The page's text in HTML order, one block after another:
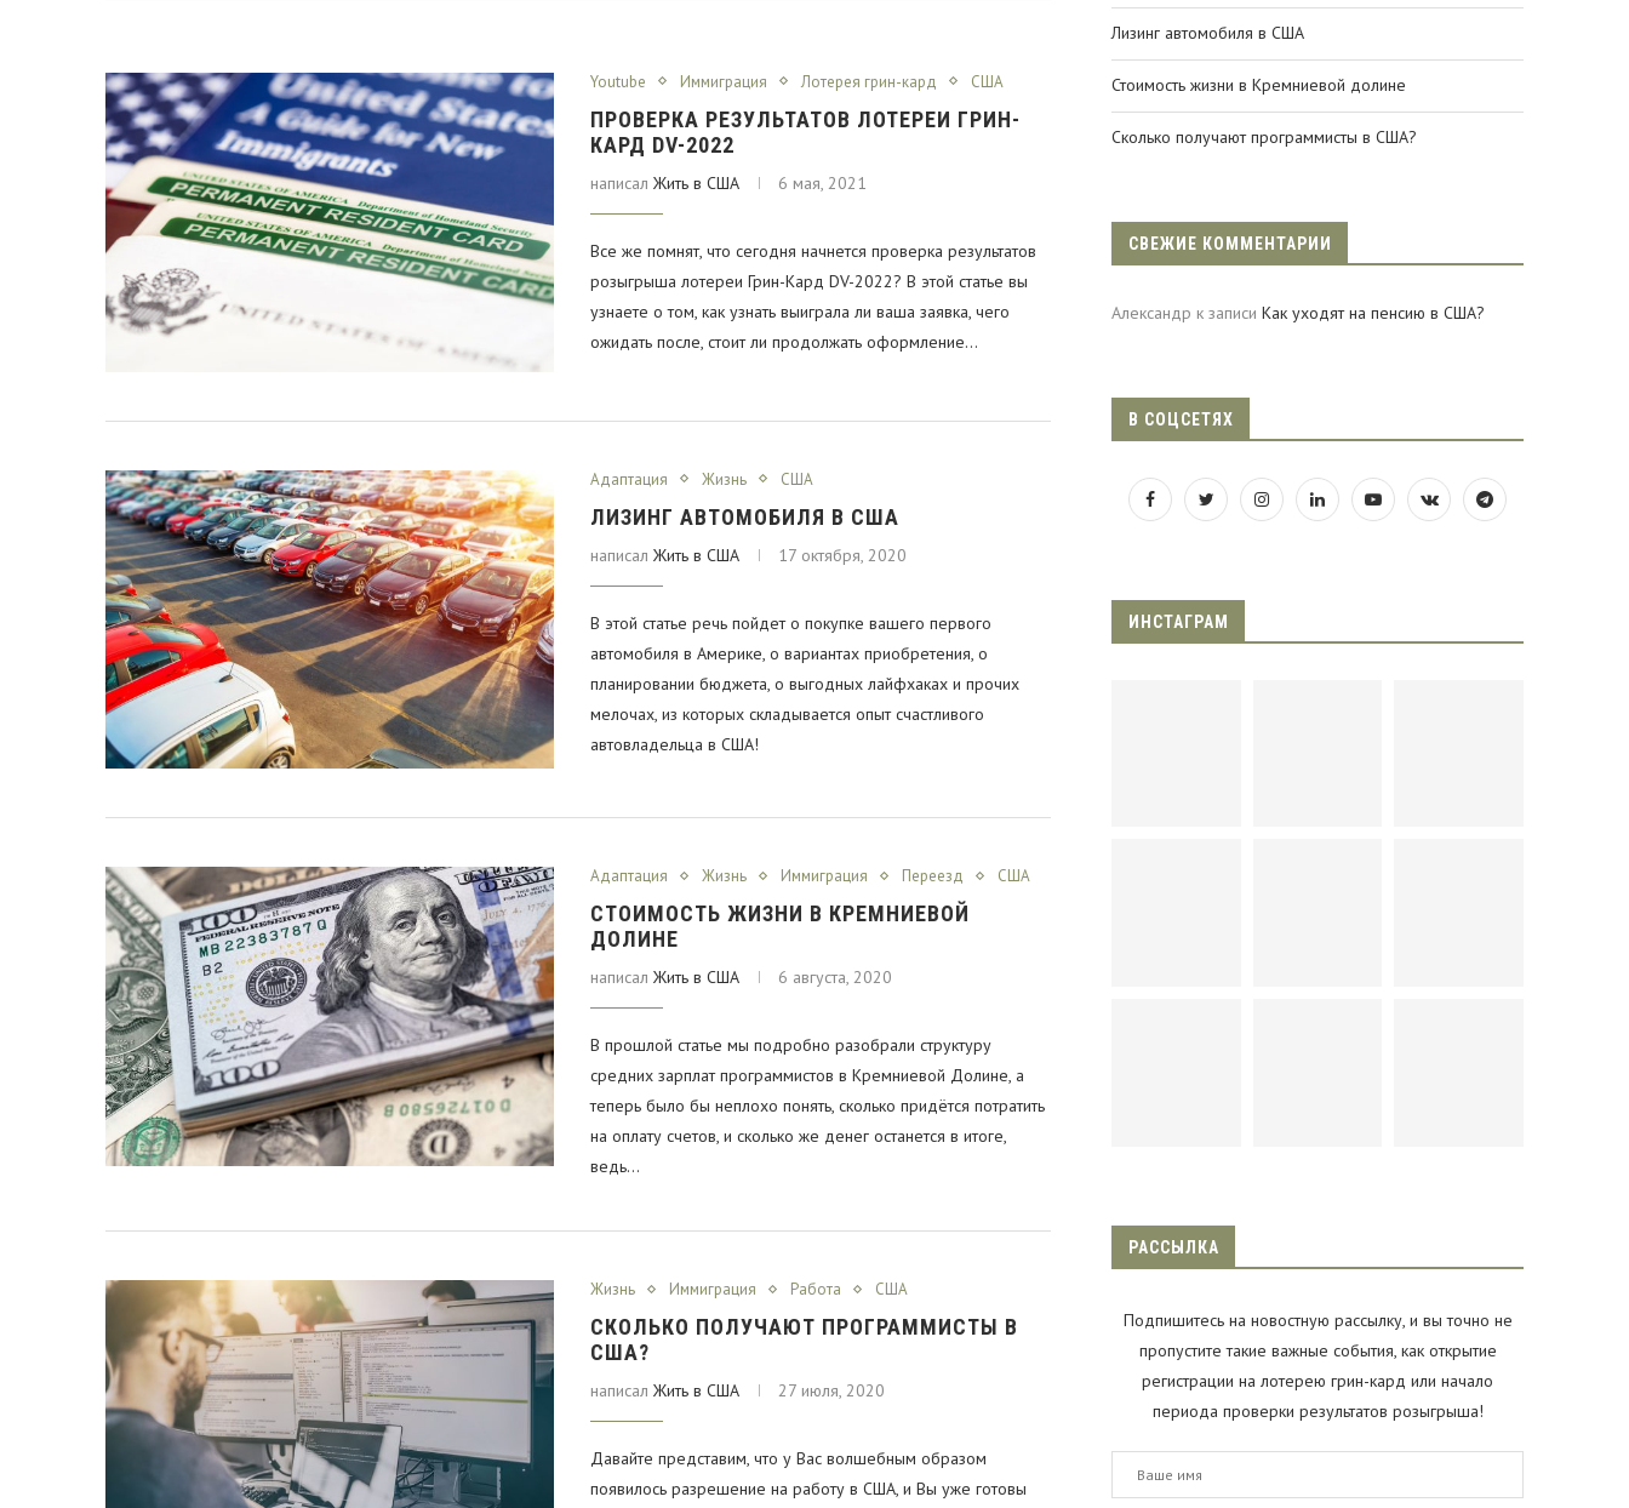
Youtube Иммиграция Лотерея грин-кард США
ПРОВЕРКА РЕЗУЛЬТАТОВ ЛОТЕРЕИ ГРИН-
КАРД DV-2022
написал Жить в США 6 мая, 2021
Все же помнят, что сегодня начнется проверка результатов
розыгрыша лотереи Грин-Кард DV-2022? В этой статье вы
узнаете о том, как узнать выиграла ли ваша заявка, чего
ожидать после, стоит ли продолжать оформление…
Адаптация Жизнь США
ЛИЗИНГ АВТОМОБИЛЯ В США
написал Жить в США 17 октября, 2020
В этой статье речь пойдет о покупке вашего первого
автомобиля в Америке, о вариантах приобретения, о
планировании бюджета, о выгодных лайфхаках и прочих
мелочах, из которых складывается опыт счастливого
автовладельца в США!
Адаптация Жизнь Иммиграция Переезд США
СТОИМОСТЬ ЖИЗНИ В КРЕМНИЕВОЙ
ДОЛИНЕ
написал Жить в США 6 августа, 2020
В прошлой статье мы подробно разобрали структуру
средних зарплат программистов в Кремниевой Долине, а
теперь было бы неплохо понять, сколько придётся потратить
на оплату счетов, и сколько же денег останется в итоге,
ведь…
Жизнь Иммиграция Работа США
СКОЛЬКО ПОЛУЧАЮТ ПРОГРАММИСТЫ В
США?
написал Жить в США 27 июля, 2020
Давайте представим, что у Вас волшебным образом
появилось разрешение на работу в США, и Вы уже готовы
Лизинг автомобиля в США
Стоимость жизни в Кремниевой долине
Сколько получают программисты в США?
СВЕЖИЕ КОММЕНТАРИИ
Александр к записи Как уходят на пенсию в США?
В СОЦСЕТЯХ
ИНСТАГРАМ
РАССЫЛКА
Подпишитесь на новостную рассылку, и вы точно не
пропустите такие важные события, как открытие
регистрации на лотерею грин-кард или начало
периода проверки результатов розыгрыша!